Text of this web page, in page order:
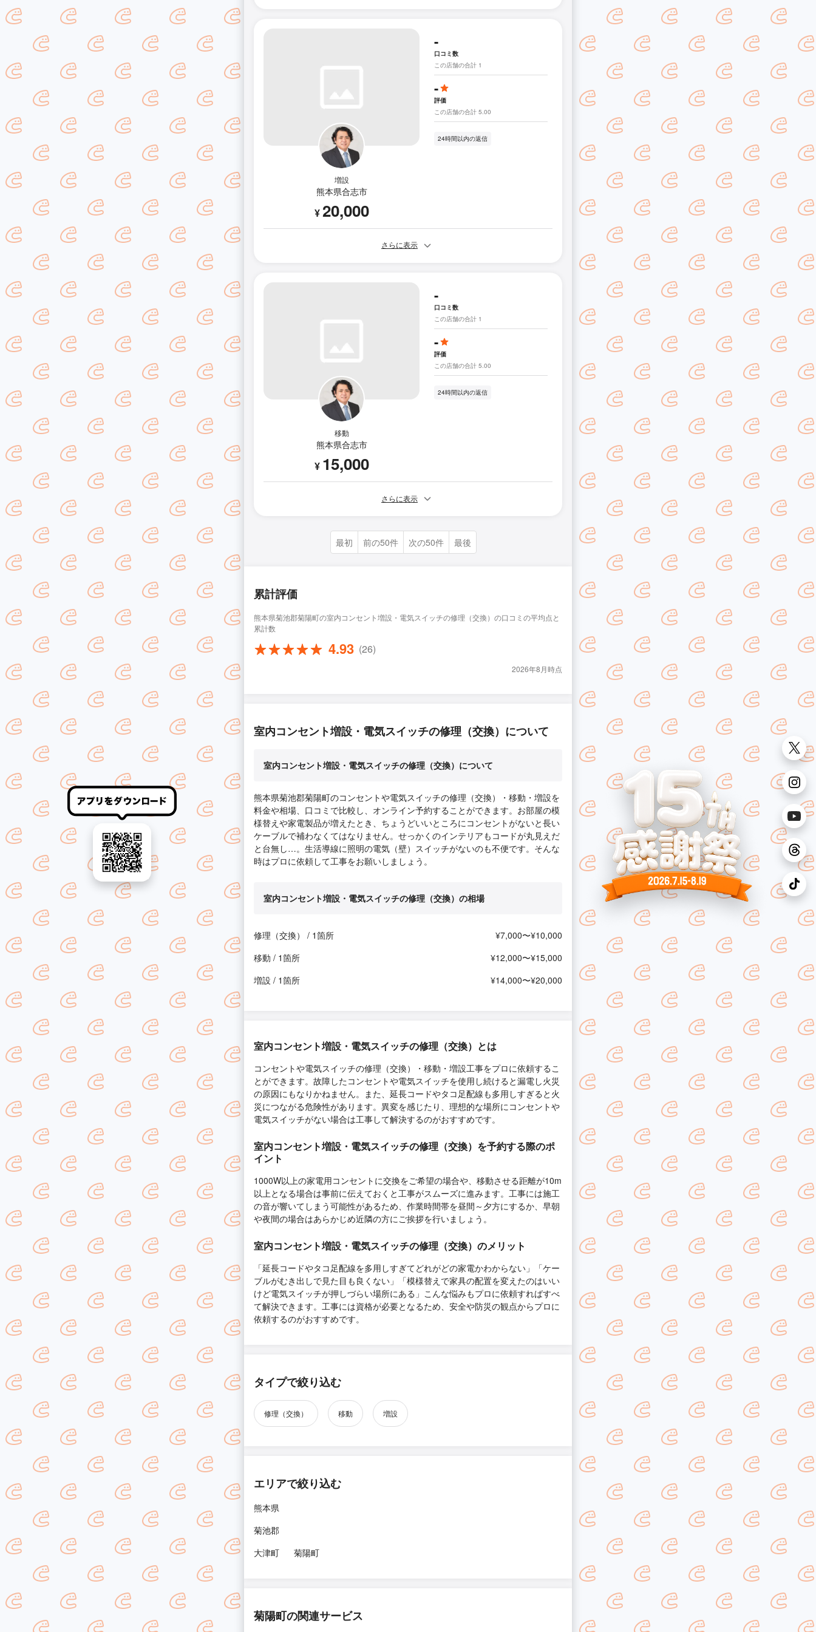
増設
熊本県合志市
¥20,000
-
口コミ数
この店舗の合計 1
-
評価
この店舗の合計 5.00
24時間以内の返信
さらに表示
移動
熊本県合志市
¥ 15,000
-
口コミ数
この店舗の合計 1
-
評価
この店舗の合計 5.00
24時間以内の返信
さらに表示
最初 前の50件 次の50件 最後
累計評価
熊本県菊池郡菊陽町の室内コンセント増設・電気スイッチの修理（交換）の口コミの平均点と
累計数
4.93 (26)
2026年8月時点
室内コンセント増設・電気スイッチの修理（交換）について
室内コンセント増設・電気スイッチの修理（交換）について
熊本県菊池郡菊陽町のコンセントや電気スイッチの修理（交換）・移動・増設を
料金や相場、口コミで比較し、オンライン予約することができます。お部屋の模
様替えや家電製品が増えたとき、ちょうどいいところにコンセントがないと長い
ケーブルで補わなくてはなりません。せっかくのインテリアもコードが丸見えだ
と台無し…。生活導線に照明の電気（壁）スイッチがないのも不便です。そんな
時はプロに依頼して工事をお願いしましょう。
室内コンセント増設・電気スイッチの修理（交換）の相場
修理（交換） / 1箇所
¥7,000〜¥10,000
移動 / 1箇所
¥12,000〜¥15,000
増設 / 1箇所
¥14,000〜¥20,000
室内コンセント増設・電気スイッチの修理（交換）とは
コンセントや電気スイッチの修理（交換）・移動・増設工事をプロに依頼するこ
とができます。故障したコンセントや電気スイッチを使用し続けると漏電し火災
の原因にもなりかねません。また、延長コードやタコ足配線も多用しすぎると火
災につながる危険性があります。異変を感じたり、理想的な場所にコンセントや
電気スイッチがない場合は工事して解決するのがおすすめです。
室内コンセント増設・電気スイッチの修理（交換）を予約する際のポ
イント
1000W以上の家電用コンセントに交換をご希望の場合や、移動させる距離が10m
以上となる場合は事前に伝えておくと工事がスムーズに進みます。工事には施工
の音が響いてしまう可能性があるため、作業時間帯を昼間～夕方にするか、早朝
や夜間の場合はあらかじめ近隣の方にご挨拶を行いましょう。
室内コンセント増設・電気スイッチの修理（交換）のメリット
「延長コードやタコ足配線を多用しすぎてどれがどの家電かわからない」「ケー
ブルがむき出しで見た目も良くない」「模様替えで家具の配置を変えたのはいい
けど電気スイッチが押しづらい場所にある」こんな悩みもプロに依頼すればすべ
て解決できます。工事には資格が必要となるため、安全や防災の観点からプロに
依頼するのがおすすめです。
タイプで絞り込む
修理（交換） 移動 増設
エリアで絞り込む
熊本県
菊池郡
大津町
菊陽町
菊陽町の関連サービス